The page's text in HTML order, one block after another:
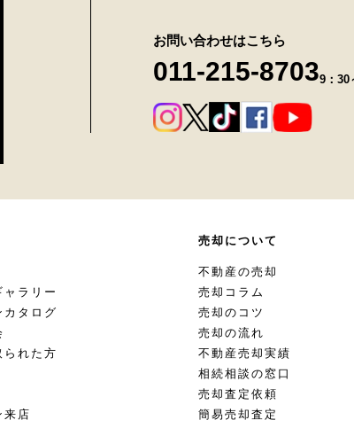
お問い合わせはこちら
011-215-87039：30
ラリー
カタログ
られた方
来店
売却について
不動産の売却
売却コラム
売却のコツ
売却の流れ
不動産売却実績
相続相談の窓口
売却査定依頼
簡易売却査定